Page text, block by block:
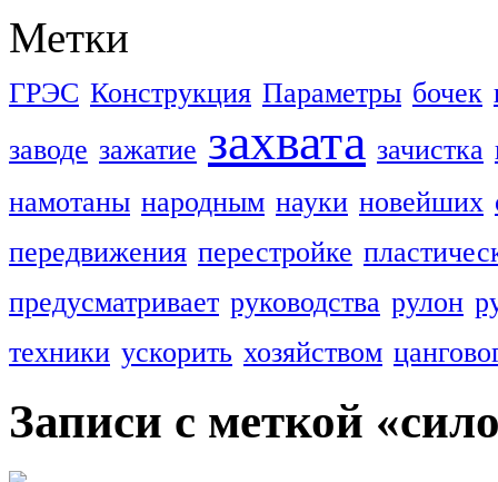
Метки
ГРЭС Конструкция Параметры бочек
заводе зажатие захвата зачистка
намотаны народным науки новейших
передвижения перестройке
предусматривает руководства рулон
техники ускорить хозяйством
Записи с меткой